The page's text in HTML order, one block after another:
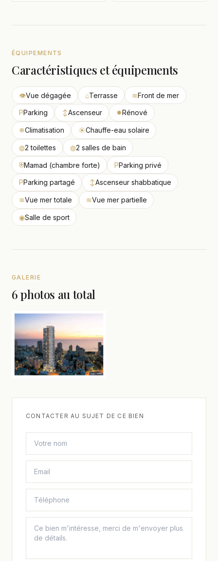
ÉQUIPEMENTS
Caractéristiques et équipements
👁Vue dégagée ⌂Terrasse ≋Front de mer
PParking ↕Ascenseur ✹Rénové
❄Climatisation ☀Chauffe-eau solaire
◍2 toilettes ◍2 salles de bain
⛨Mamad (chambre forte) PParking privé
PParking partagé ↕Ascenseur shabbatique
≋Vue mer totale ≋Vue mer partielle
◉Salle de sport
GALERIE
6 photos au total
CONTACTER AU SUJET DE CE BIEN